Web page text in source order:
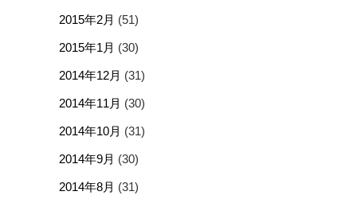
2015年2月 (51)
2015年1月 (30)
2014年12月 (31)
2014年11月 (30)
2014年10月 (31)
2014年9月 (30)
2014年8月 (31)